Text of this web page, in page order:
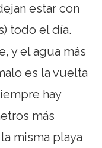
estar con
todo el día.
y el agua más
es la vuelta
hay
más
misma playa